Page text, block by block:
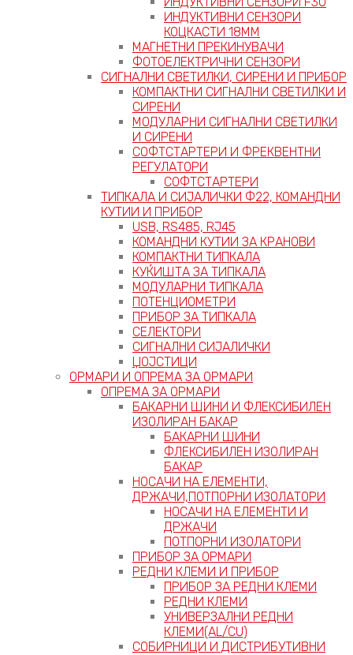
ИНДУКТИВНИ СЕНЗОРИ
КОЦКАСТИ 18ММ
МАГНЕТНИ ПРЕКИНУВАЧИ
ФОТОЕЛЕКТРИЧНИ СЕНЗОРИ
СИГНАЛНИ СВЕТИЛКИ, СИРЕНИ И ПРИБОР
КОМПАКТНИ СИГНАЛНИ СВЕТИЛКИ И
СИРЕНИ
МОДУЛАРНИ СИГНАЛНИ СВЕТИЛКИ
И СИРЕНИ
СОФТСТАРТЕРИ И ФРЕКВЕНТНИ
РЕГУЛАТОРИ
СОФТСТАРТЕРИ
ТИПКАЛА И СИЈАЛИЧКИ Ф22, КОМАНДНИ
КУТИИ И ПРИБОР
USB, RS485, RJ45
КОМАНДНИ КУТИИ ЗА КРАНОВИ
КОМПАКТНИ ТИПКАЛА
КУЌИШТА ЗА ТИПКАЛА
МОДУЛАРНИ ТИПКАЛА
ПОТЕНЦИОМЕТРИ
ПРИБОР ЗА ТИПКАЛА
СЕЛЕКТОРИ
СИГНАЛНИ СИЈАЛИЧКИ
ЏОЈСТИЦИ
ОРМАРИ И ОПРЕМА ЗА ОРМАРИ
ОПРЕМА ЗА ОРМАРИ
БАКАРНИ ШИНИ И ФЛЕКСИБИЛЕН
ИЗОЛИРАН БАКАР
БАКАРНИ ШИНИ
ФЛЕКСИБИЛЕН ИЗОЛИРАН
БАКАР
НОСАЧИ НА ЕЛЕМЕНТИ,
ДРЖАЧИ,ПОТПОРНИ ИЗОЛАТОРИ
НОСАЧИ НА ЕЛЕМЕНТИ И
ДРЖАЧИ
ПОТПОРНИ ИЗОЛАТОРИ
ПРИБОР ЗА ОРМАРИ
РЕДНИ КЛЕМИ И ПРИБОР
ПРИБОР ЗА РЕДНИ КЛЕМИ
РЕДНИ КЛЕМИ
УНИВЕРЗАЛНИ РЕДНИ
КЛЕМИ(AL/CU)
СОБИРНИЦИ И ДИСТРИБУТИВНИ